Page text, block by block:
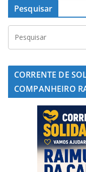
Pesquisar
CORRENTE DE
COMPANHEIRO